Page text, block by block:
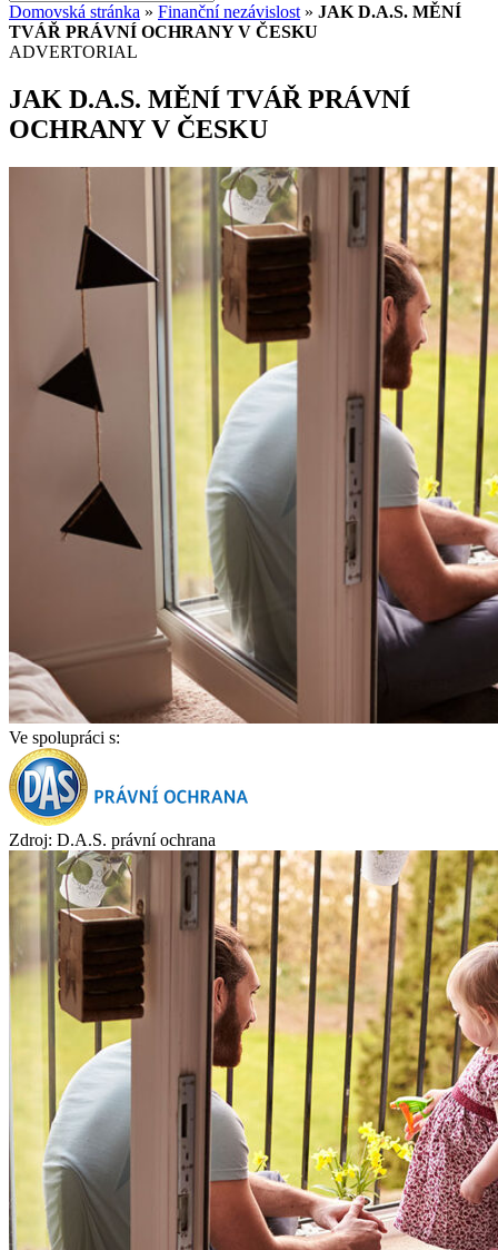
Domovská stránka » Finanční nezávislost » JAK D.A.S. MĚNÍ
TVÁŘ PRÁVNÍ OCHRANY V ČESKU
ADVERTORIAL
JAK D.A.S. MĚNÍ TVÁŘ PRÁVNÍ
OCHRANY V ČESKU
Ve spolupráci s:
Zdroj: D.A.S. právní ochrana